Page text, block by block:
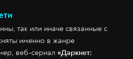
так или иначе связанные с
именно в жанре
веб-сериал «Даркнет: